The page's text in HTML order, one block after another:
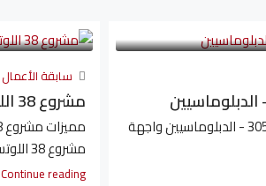
مميزات مشروع 305 - الدبلوماسيين واجهة
سابقة الأعمال
مشروع 38 اللوتس الشمالية
مشروع 38 اللوتس...
Continue reading